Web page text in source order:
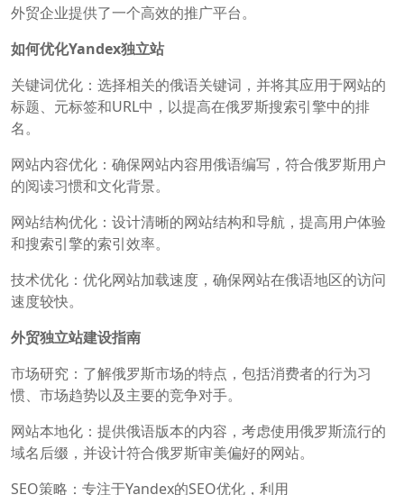
外贸企业提供了一个高效的推广平台。
如何优化Yandex独立站
关键词优化：选择相关的俄语关键词，并将其应用于网站的
标题、元标签和URL中，以提高在俄罗斯搜索引擎中的排
名。
网站内容优化：确保网站内容用俄语编写，符合俄罗斯用户
的阅读习惯和文化背景。
网站结构优化：设计清晰的网站结构和导航，提高用户体验
和搜索引擎的索引效率。
技术优化：优化网站加载速度，确保网站在俄语地区的访问
速度较快。
外贸独立站建设指南
市场研究：了解俄罗斯市场的特点，包括消费者的行为习
惯、市场趋势以及主要的竞争对手。
网站本地化：提供俄语版本的内容，考虑使用俄罗斯流行的
域名后缀，并设计符合俄罗斯审美偏好的网站。
SEO策略：专注于Yandex的SEO优化，利用